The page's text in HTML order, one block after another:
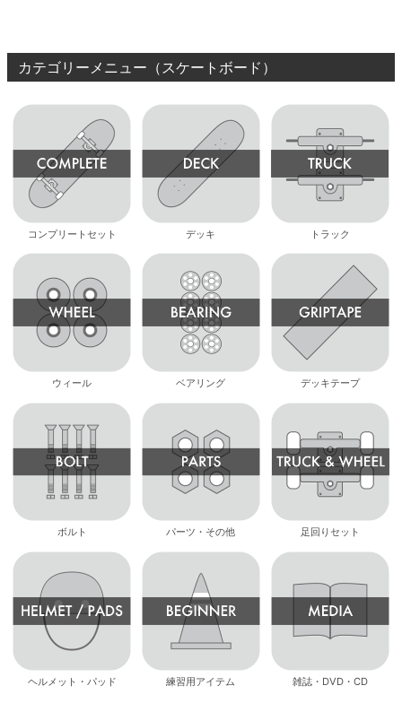
カテゴリーメニュー（スケートボード）
コンプリートセット デッキ トラック
ウィール ベアリング デッキテープ
ボルト パーツ・その他 足回りセット
ヘルメット・パッド 練習用アイテム 雑誌・DVD・CD